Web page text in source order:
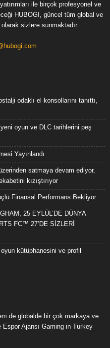
ile birçok profesyonel ve
HUBOGI, güncel tüm global ve
sizlere sunmaktadır.
odaklı el konsollarını tanıttı,
oyun ve DLC tarihlerini peş
Yayınlandı
satmaya devam ediyor,
kızıştırıyor
Finansal Performans Bekliyor
25 EYLÜL’DE DÜNYA
FC™ 27’DE SİZLERİ
kütüphanesini ve profil
de globalde bir çok markaya ve
Ajansı Gaming in Turkey